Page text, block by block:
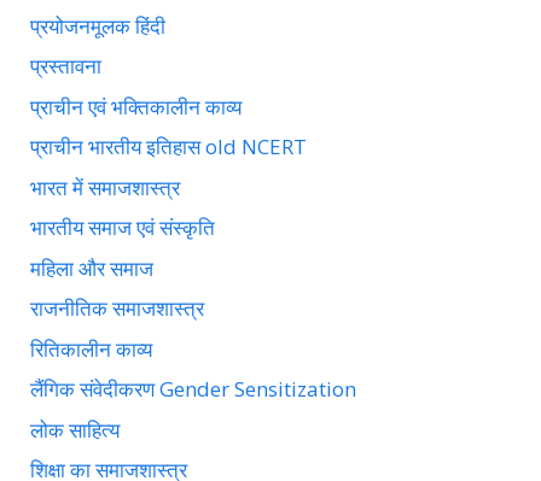
प्रयोजनमूलक हिंदी
प्रस्तावना
प्राचीन एवं भक्तिकालीन काव्य
प्राचीन भारतीय इतिहास old NCERT
भारत में समाजशास्त्र
भारतीय समाज एवं संस्कृति
महिला और समाज
राजनीतिक समाजशास्त्र
रितिकालीन काव्य
लैंगिक संवेदीकरण Gender Sensitization
लोक साहित्य
शिक्षा का समाजशास्त्र